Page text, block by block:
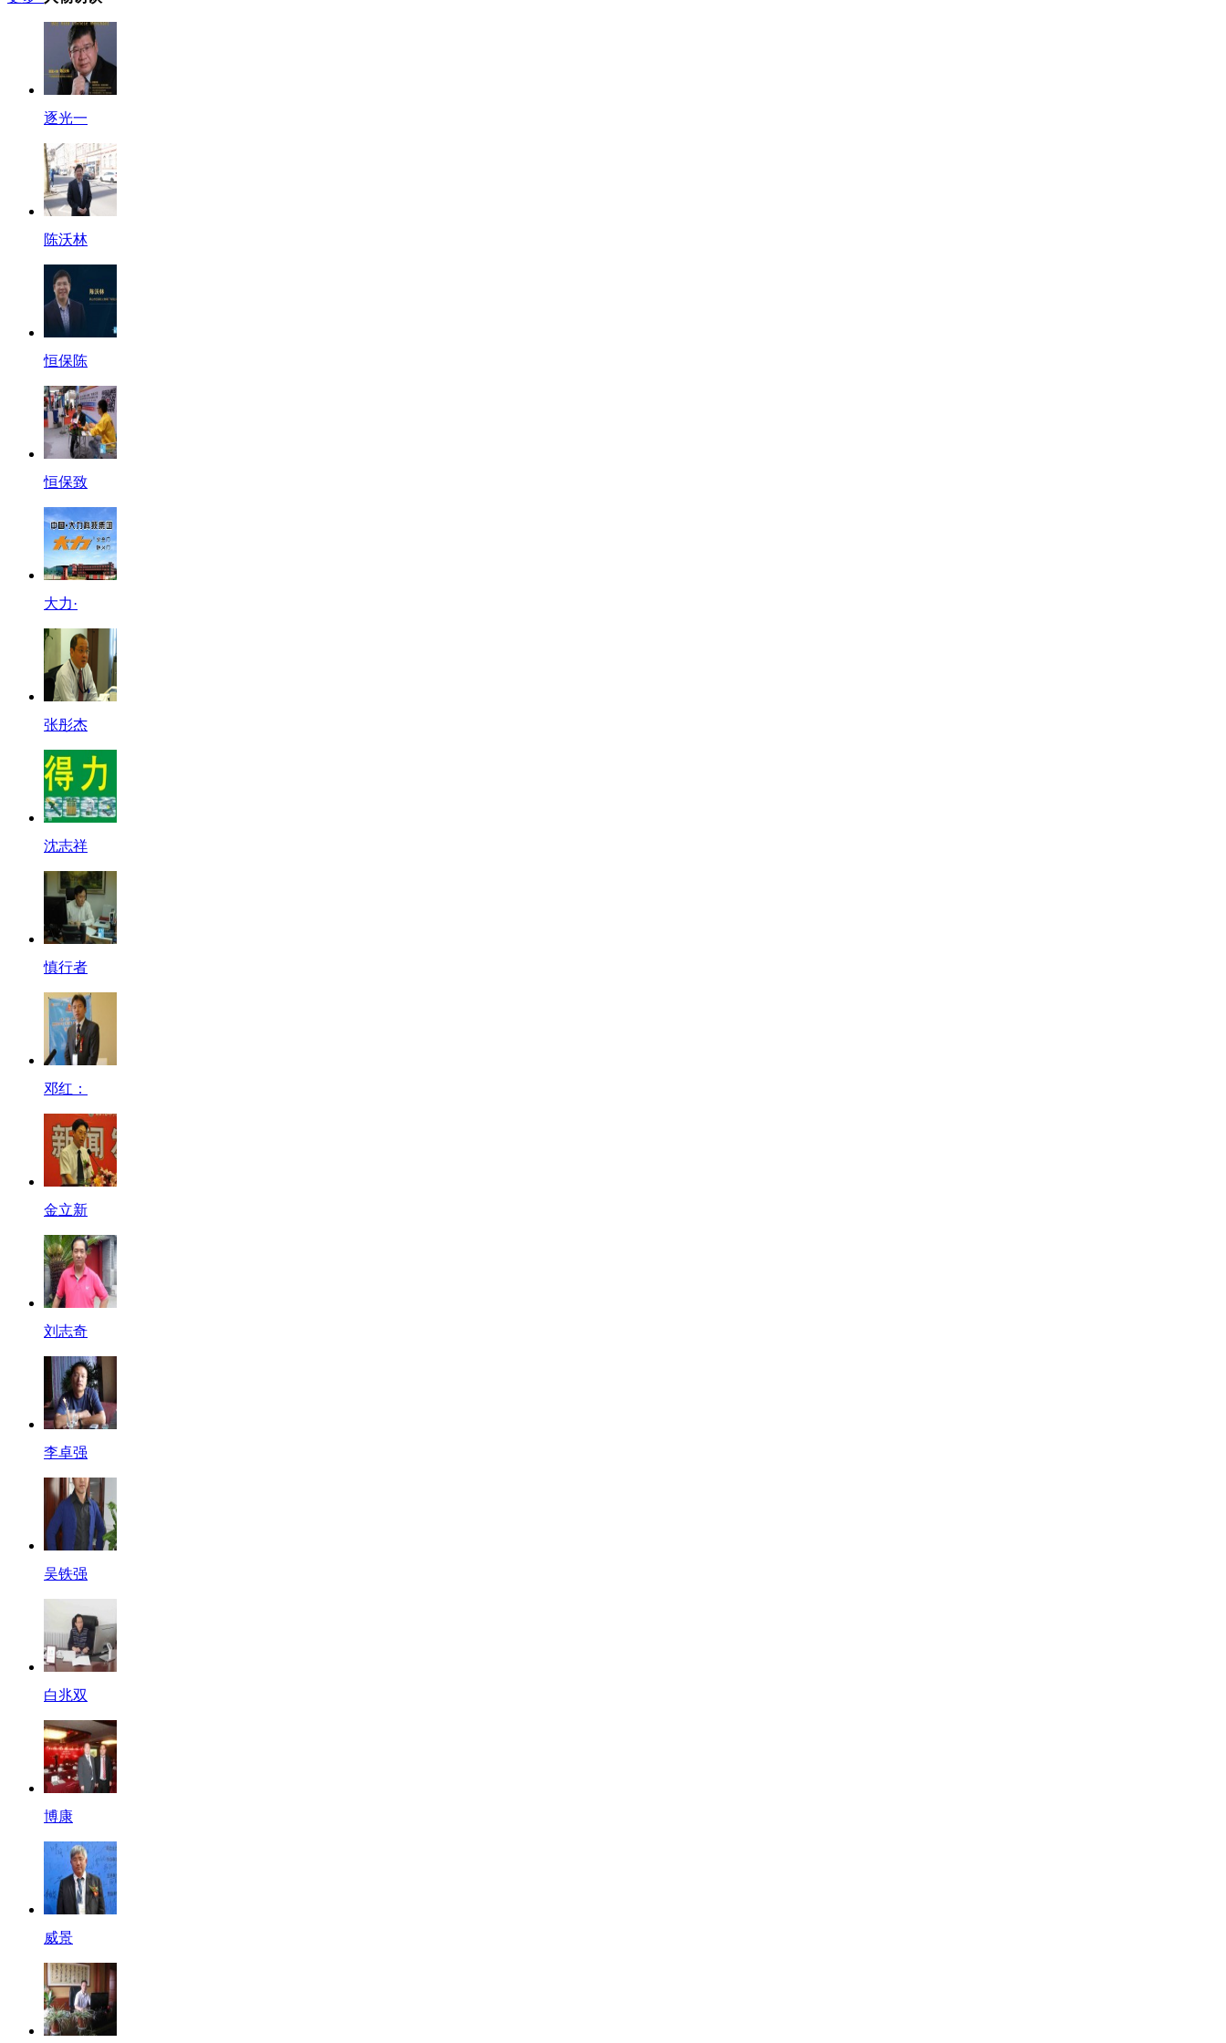
逐光一
陈沃林
恒保陈
恒保致
大力·
张彤杰
沈志祥
慎行者
邓红：
金立新
刘志奇
李卓强
吴铁强
白兆双
博康
威景